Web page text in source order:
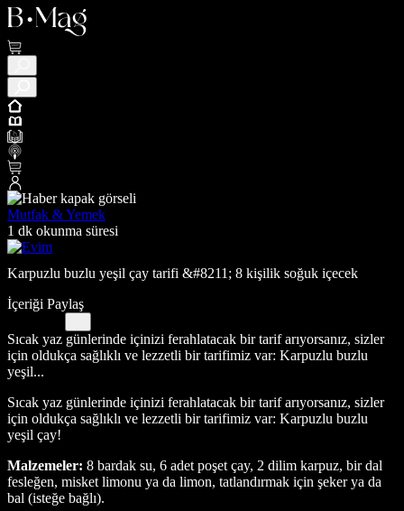
Mutfak & Yemek
1 dk okunma süresi
Karpuzlu buzlu yeşil çay tarifi &#8211; 8 kişilik soğuk içecek
İçeriği Paylaş
Sıcak yaz günlerinde içinizi ferahlatacak bir tarif arıyorsanız, sizler
için oldukça sağlıklı ve lezzetli bir tarifimiz var: Karpuzlu buzlu
yeşil...
Sıcak yaz günlerinde içinizi ferahlatacak bir tarif arıyorsanız, sizler
için oldukça sağlıklı ve lezzetli bir tarifimiz var: Karpuzlu buzlu
yeşil çay!
Malzemeler: 8 bardak su, 6 adet poşet çay, 2 dilim karpuz, bir dal
fesleğen, misket limonu ya da limon, tatlandırmak için şeker ya da
bal (isteğe bağlı).